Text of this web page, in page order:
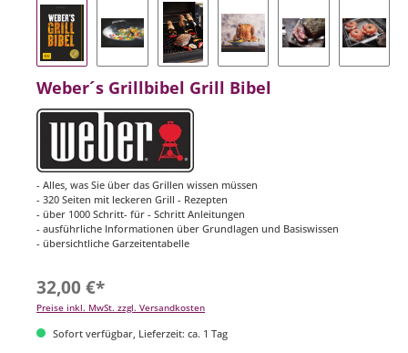
Weber´s Grillbibel Grill Bibel
- Alles, was Sie über das Grillen wissen müssen
- 320 Seiten mit leckeren Grill - Rezepten
- über 1000 Schritt- für - Schritt Anleitungen
- ausführliche Informationen über Grundlagen und Basiswissen
- übersichtliche Garzeitentabelle
32,00 €*
Preise inkl. MwSt. zzgl. Versandkosten
Sofort verfügbar, Lieferzeit: ca. 1 Tag